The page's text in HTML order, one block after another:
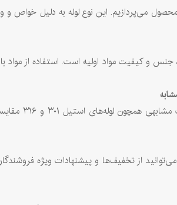
می‌پردازیم. این نوع لوله به دلیل خواص
جنس و کیفیت مواد اولیه است. استفاده از
صرفه‌جویی در خرید لوله استیل ۳۰۴، می‌توانید از